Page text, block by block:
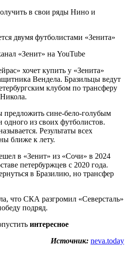
в свои ряды Нино и
«Зенит» на YouTube
хочет купить у «Зенита»
Вендела. Бразильцы ведут
клубом по трансферу
сине-бело-голубым
из своих футболистов.
Результаты всех
ближе к лету.
в «Зенит» из «Сочи» в 2024
петербуржцев с 2020 года.
в Бразилию, но трансфер
что СКА разгромил «Северсталь»
подряд.
интересное
Источник: neva.today